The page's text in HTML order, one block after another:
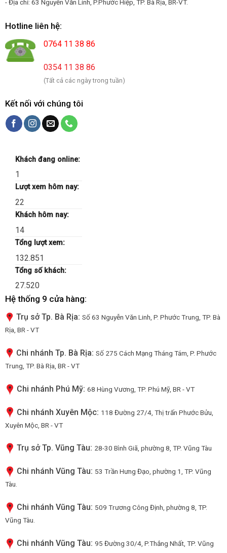
- Địa chỉ: 63 Nguyễn Văn Linh, P.Phước Hiệp, TP. Bà Rịa, BR-VT.
Hotline liên hệ:
0764 11 38 86
0354 11 38 86
(Tất cả các ngày trong tuần)
Kết nối với chúng tôi
Khách đang online:
1
Lượt xem hôm nay:
22
Khách hôm nay:
14
Tổng lượt xem:
132.851
Tổng số khách:
27.520
Hệ thống 9 cửa hàng:
Trụ sở Tp. Bà Rịa: Số 63 Nguyễn Văn Linh, P. Phước Trung, TP. Bà
Rịa, BR - VT
Chi nhánh Tp. Bà Rịa: Số 275 Cách Mạng Tháng Tám, P. Phước
Trung, TP. Bà Rịa, BR - VT
Chi nhánh Phú Mỹ: 68 Hùng Vương, TP. Phú Mỹ, BR - VT
Chi nhánh Xuyên Mộc: 118 Đường 27/4, Thị trấn Phước Bửu,
Xuyên Mộc, BR - VT
Trụ sở Tp. Vũng Tàu: 28-30 Bình Giã, phường 8, TP. Vũng Tàu
Chi nhánh Vũng Tàu: 53 Trần Hưng Đạo, phường 1, TP. Vũng
Tàu.
Chi nhánh Vũng Tàu: 509 Trương Công Định, phường 8, TP.
Vũng Tàu.
Chi nhánh Vũng Tàu: 95 Đường 30/4, P.Thắng Nhất, TP. Vũng